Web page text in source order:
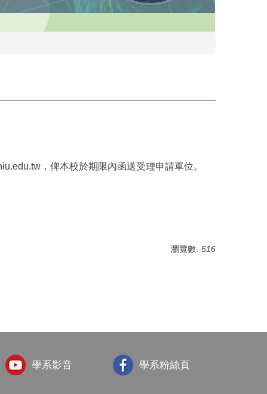
，俾本校於期限內函送受理申請單位。
瀏覽數: 516
學系影音 學系粉絲頁